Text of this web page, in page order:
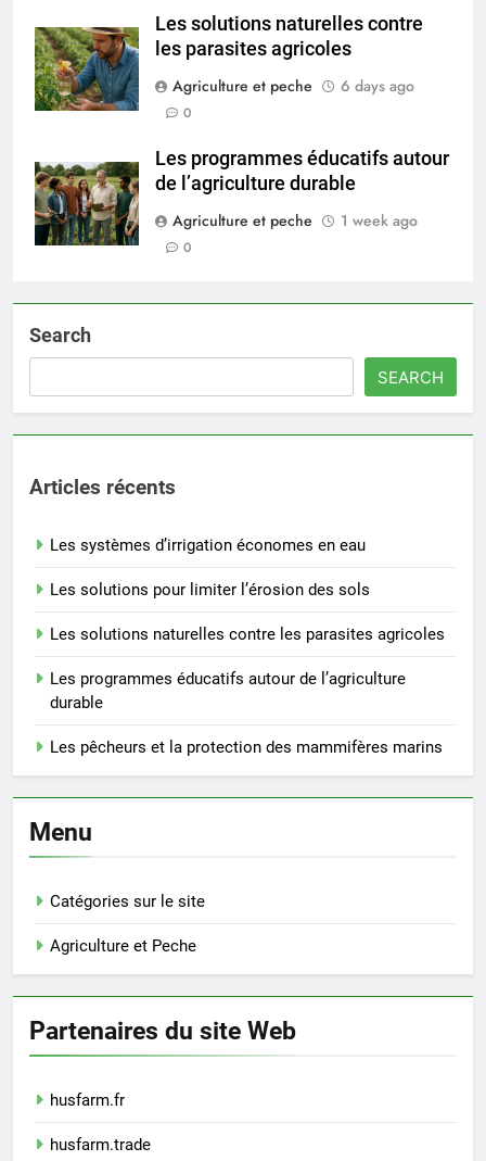
Les solutions naturelles contre
les parasites agricoles
Agriculture et peche
6 days ago
0
Les programmes éducatifs autour
de l’agriculture durable
Agriculture et peche
1 week ago
0
Search
SEARCH
Articles récents
Les systèmes d’irrigation économes en eau
Les solutions pour limiter l’érosion des sols
Les solutions naturelles contre les parasites agricoles
Les programmes éducatifs autour de l’agriculture
durable
Les pêcheurs et la protection des mammifères marins
Menu
Catégories sur le site
Agriculture et Peche
Partenaires du site Web
husfarm.fr
husfarm.trade